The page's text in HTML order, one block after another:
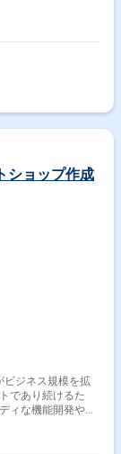
クを使用します。
ショップ作成
ビジネス規模を拡
であり続けるた
ィな機能開発や、